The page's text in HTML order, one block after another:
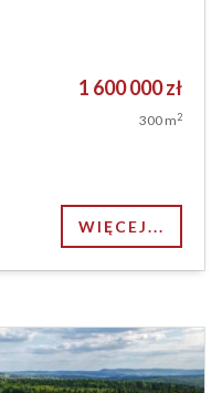
1 600 000 zł
300 m2
WIĘCEJ...